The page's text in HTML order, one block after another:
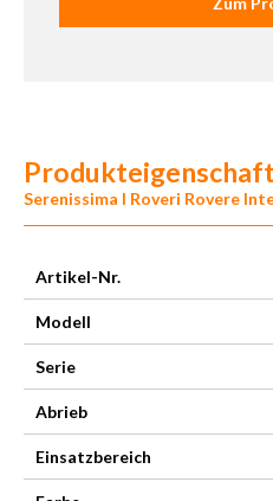
Serenissima I Roveri Rovere
Artikel-Nr.
Modell
Serie
Abrieb
Einsatzbereich